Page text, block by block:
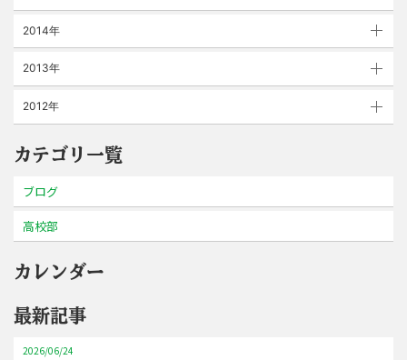
2014年
2013年
2012年
カテゴリ一覧
ブログ
高校部
カレンダー
最新記事
2026/06/24